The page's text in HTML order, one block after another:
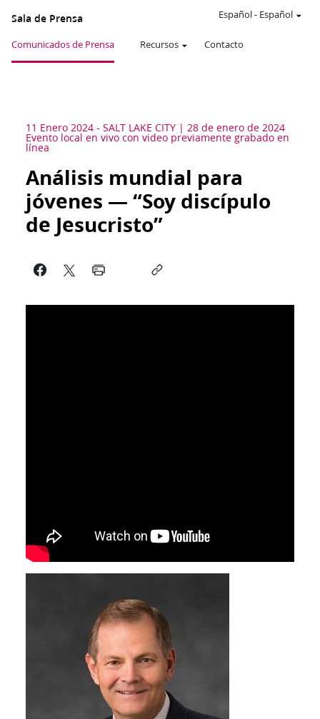
Sala de Prensa
Comunicados de Prensa Recursos Contacto
Español- Español
11 Enero 2024 - SALT LAKE CITY 28 de enero de 2024
Evento local en vivo con video previamente grabado en
línea
Análisis mundial para
jóvenes — “Soy discípulo
de Jesucristo”